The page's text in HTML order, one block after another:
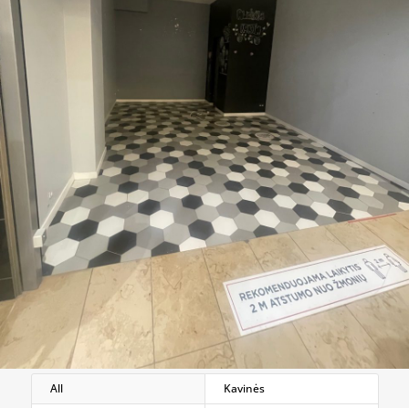
All
Kavinės